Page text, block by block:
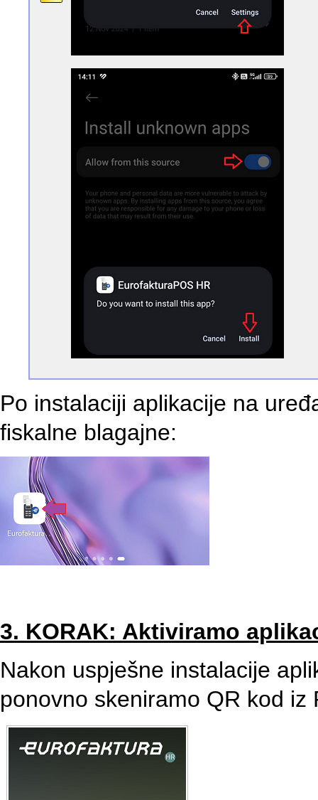
Po instalaciji aplikacije na
fiskalne blagajne:
3. KORAK: Aktiviramo
Nakon uspješne instalacije
ponovno skeniramo QR kod iz